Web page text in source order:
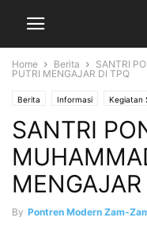
Home Berita
SANTRI
PUTRI MENGAJAR DI TPQ
Berita Informasi Kegiatan
SANTRI
By Pontren Modern Zam-